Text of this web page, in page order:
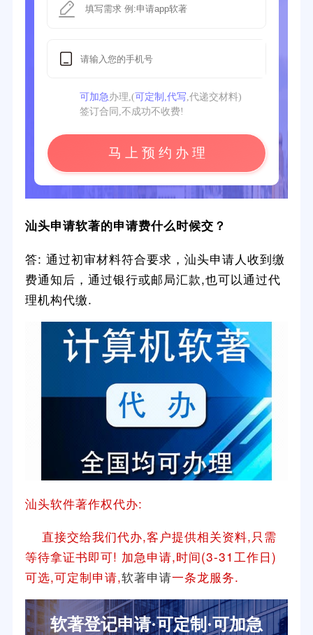
可加急办理,(可定制,代写 ,代递交材料)
签订合同,不成功不收费!
马 上 预 约 办 理
汕头申请软著的申请费什么时候交？
答: 通过初审材料符合要求，汕头申请人收到缴
费通知后，通过银行或邮局汇款,也可以通过代
理机构代缴.
汕头软件著作权代办:
直接交给我们代办,客户提供相关资料,只需
等待拿证书即可! 加急申请,时间(3-31工作日)
可选,可定制申请,软著申请一条龙服务.
软著登记申请·可定制·可加急